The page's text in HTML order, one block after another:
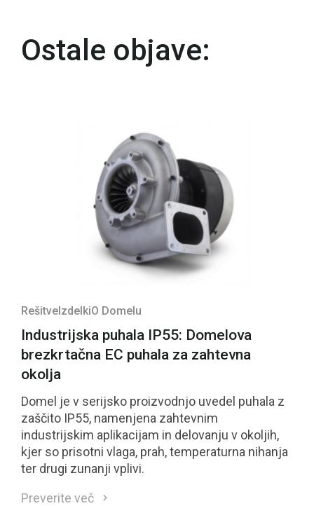
Ostale objave:
RešitveIzdelkiO Domelu
Industrijska puhala IP55: Domelova
brezkrtačna EC puhala za zahtevna
okolja
Domel je v serijsko proizvodnjo uvedel puhala z
zaščito IP55, namenjena zahtevnim
industrijskim aplikacijam in delovanju v okoljih,
kjer so prisotni vlaga, prah, temperaturna nihanja
ter drugi zunanji vplivi.
Preverite več